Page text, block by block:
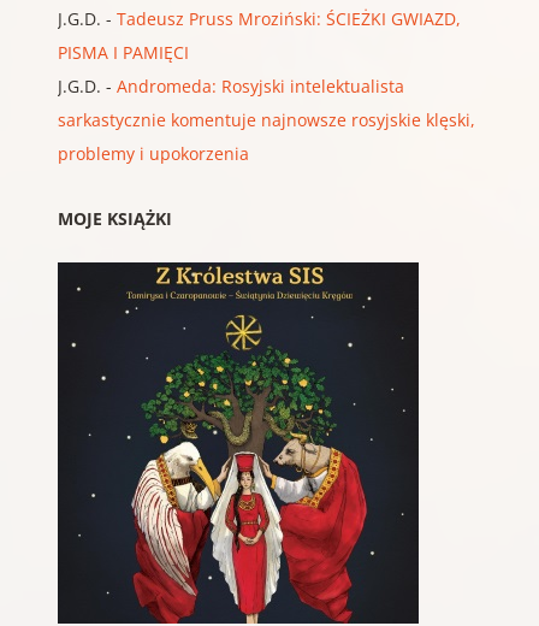
J.G.D. - Tadeusz Pruss Mroziński: ŚCIEŻKI GWIAZD,
PISMA I PAMIĘCI
J.G.D. - Andromeda: Rosyjski intelektualista
sarkastycznie komentuje najnowsze rosyjskie klęski,
problemy i upokorzenia
MOJE KSIĄŻKI